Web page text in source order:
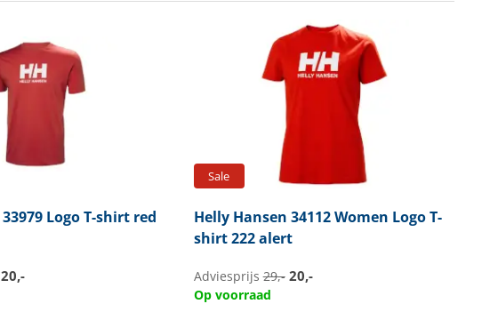
33979 Logo T-shirt red
20,-
Sale
Helly Hansen 34112 Women Logo T-
shirt 222 alert
Adviesprijs29,- 20,-
Op voorraad